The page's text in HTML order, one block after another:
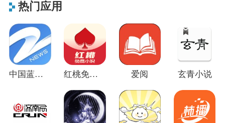
热门应用
中国蓝新闻 红桃免费小说 爱阅 玄青小说